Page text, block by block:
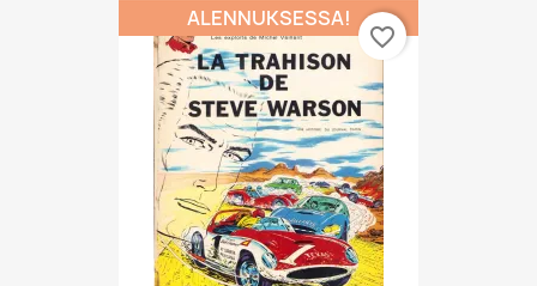
ALENNUKSESSA!
favorite_border